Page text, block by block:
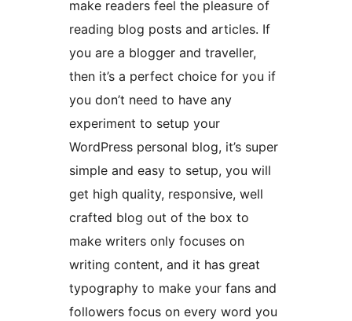
make readers feel the pleasure of
reading blog posts and articles. If
you are a blogger and traveller,
then it’s a perfect choice for you if
you don’t need to have any
experiment to setup your
WordPress personal blog, it’s super
simple and easy to setup, you will
get high quality, responsive, well
crafted blog out of the box to
make writers only focuses on
writing content, and it has great
typography to make your fans and
followers focus on every word you